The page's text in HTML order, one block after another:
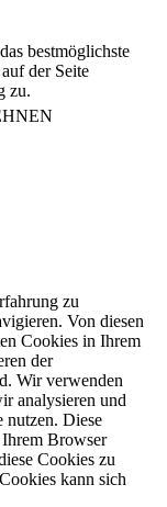
bestmöglichste
der Seite
zu.
zu
Von diesen
Cookies in Ihrem
der
Wir verwenden
analysieren und
nutzen. Diese
Browser
Cookies zu
kann sich